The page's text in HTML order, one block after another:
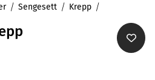
Sengesett Krepp